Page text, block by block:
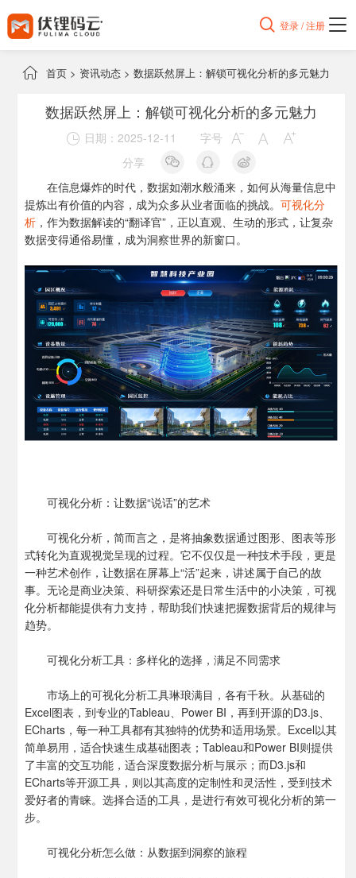
 登录 / 注册
 首页 > 资讯动态 > 数据跃然屏上：解锁可视化分析的多元魅力
数据跃然屏上：解锁可视化分析的多元魅力
 日期：2025-12-11 字号   
分享
在信息爆炸的时代，数据如潮水般涌来，如何从海量信息中
提炼出有价值的内容，成为众多从业者面临的挑战。 可视化分
析，作为数据解读的“翻译官”，正以直观、生动的形式，让复杂
数据变得通俗易懂，成为洞察世界的新窗口。
可视化分析：让数据“说话”的艺术
可视化分析，简而言之，是将抽象数据通过图形、图表等形
式转化为直观视觉呈现的过程。它不仅仅是一种技术手段，更是
一种艺术创作，让数据在屏幕上“活”起来，讲述属于自己的故
事。无论是商业决策、科研探索还是日常生活中的小决策，可视
化分析都能提供有力支持，帮助我们快速把握数据背后的规律与
趋势。
可视化分析工具：多样化的选择，满足不同需求
市场上的可视化分析工具琳琅满目，各有千秋。从基础的
Excel图表，到专业的Tableau、Power BI，再到开源的D3.js、
ECharts，每一种工具都有其独特的优势和适用场景。Excel以其
简单易用，适合快速生成基础图表；Tableau和Power BI则提供
了丰富的交互功能，适合深度数据分析与展示；而D3.js和
ECharts等开源工具，则以其高度的定制性和灵活性，受到技术
爱好者的青睐。选择合适的工具，是进行有效可视化分析的第一
步。
可视化分析怎么做：从数据到洞察的旅程